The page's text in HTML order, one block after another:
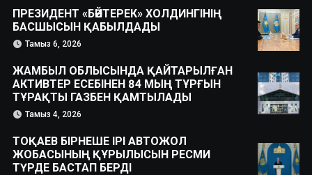
ПРЕЗИДЕНТ «БӘЙТЕРЕК» ХОЛДИНГІНІҢ
БАСШЫСЫН ҚАБЫЛДАДЫ
Тамыз 6, 2026
ЖАМБЫЛ ОБЛЫСЫНДА ҚАЙТАРЫЛҒАН
АКТИВТЕР ЕСЕБІНЕН 84 МЫҢ ТҰРҒЫН
ТҰРАҚТЫ ГАЗБЕН ҚАМТЫЛАДЫ
Тамыз 4, 2026
ТОҚАЕВ БІРНЕШЕ ІРІ АВТОЖОЛ
ЖОБАСЫНЫҢ ҚҰРЫЛЫСЫН РЕСМИ
ТҮРДЕ БАСТАП БЕРДІ